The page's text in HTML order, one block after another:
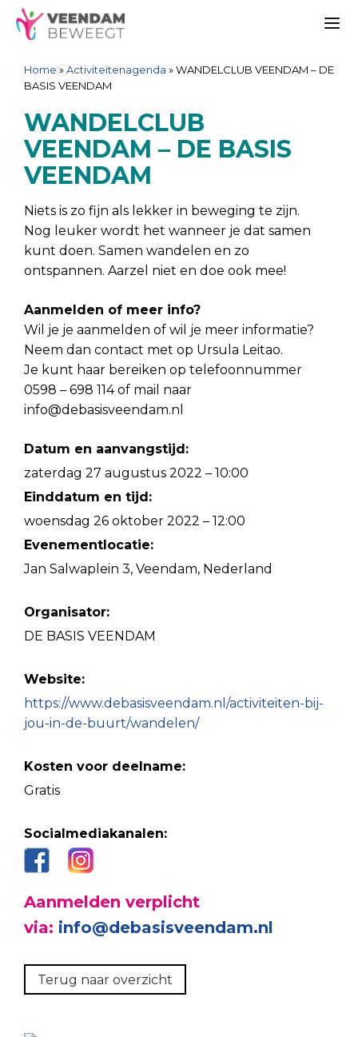
Ga
naar
inhoud
Spring
naar
navigatie
Sitemap
Ga
naar
inhoud
Home »Activiteitenagenda »WANDELCLUB VEENDAM – DE
BASIS VEENDAM
WANDELCLUB
VEENDAM – DE BASIS
VEENDAM
Niets is zo fijn als lekker in beweging te zijn.
Nog leuker wordt het wanneer je dat samen
kunt doen. Samen wandelen en zo
ontspannen. Aarzel niet en doe ook mee!
Aanmelden of meer info?
Wil je je aanmelden of wil je meer informatie?
Neem dan contact met op Ursula Leitao.
Je kunt haar bereiken op telefoonnummer
0598 – 698 114 of mail naar
info@debasisveendam.nl
Datum en aanvangstijd:
zaterdag 27 augustus 2022 – 10:00
Einddatum en tijd:
woensdag 26 oktober 2022 – 12:00
Evenementlocatie:
Jan Salwaplein 3, Veendam, Nederland
Organisator:
DE BASIS VEENDAM
Website:
https://www.debasisveendam.nl/activiteiten-bij-
jou-in-de-buurt/wandelen/
Kosten voor deelname:
Gratis
Socialmediakanalen:
Aanmelden verplicht
via: info@debasisveendam.nl
Terug naar overzicht